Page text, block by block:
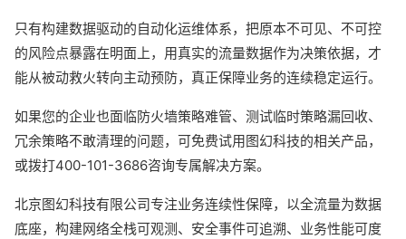
只有构建数据驱动的自动化运维体系，把原本不可见、不可控
的风险点暴露在明面上，用真实的流量数据作为决策依据，才
能从被动救火转向主动预防，真正保障业务的连续稳定运行。
如果您的企业也面临防火墙策略难管、测试临时策略漏回收、
冗余策略不敢清理的问题，可免费试用图幻科技的相关产品，
或拨打400-101-3686咨询专属解决方案。
北京图幻科技有限公司专注业务连续性保障，以全流量为数据
底座，构建网络全栈可观测、安全事件可追溯、业务性能可度